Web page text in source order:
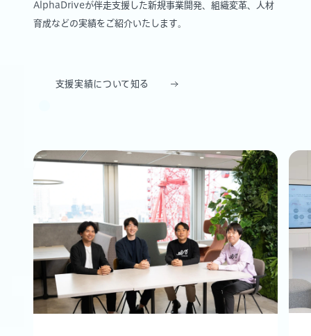
AlphaDriveが伴走支援した新規事業開発、組織変革、人材
育成などの実績をご紹介いたします。
支援実績について知る